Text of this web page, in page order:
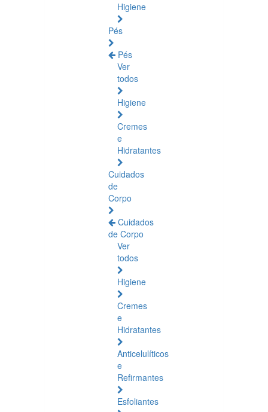
Higiene
Pés
Pés
Ver
todos
Higiene
Cremes
e
Hidratantes
Cuidados
de
Corpo
Cuidados
de Corpo
Ver
todos
Higiene
Cremes
e
Hidratantes
Anticelulíticos
e
Refirmantes
Esfoliantes